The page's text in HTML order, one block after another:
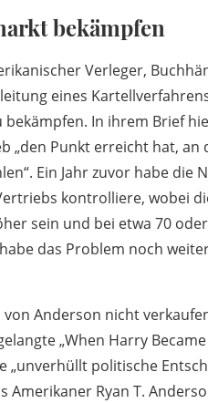
bekämpfen
Verleger,
eines
In ihrem Brief
„den Punkt erreicht hat, an
Ein Jahr zuvor habe die
kontrolliere, wobei
sein und bei etwa 70
das Problem noch
Anderson nicht
„When Harry Became
„unverhüllt politische
Ryan T.